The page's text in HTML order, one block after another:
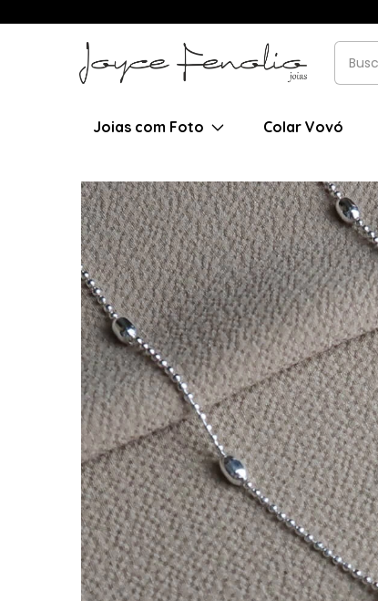
Joias com Foto Colar Vovó